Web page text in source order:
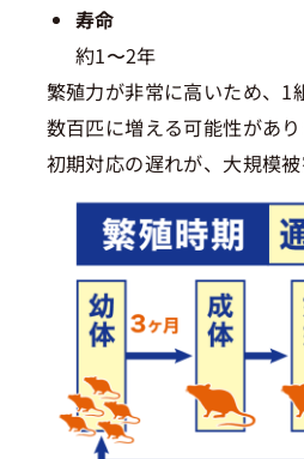
寿命
約1〜2年
繁殖力が非常に高いため、1
数百匹に増える可能性があり
初期対応の遅れが、大規模被